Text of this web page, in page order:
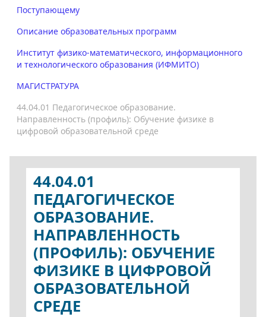
Поступающему
Описание образовательных программ
Институт физико-математического, информационного
и технологического образования (ИФМИТО)
МАГИСТРАТУРА
44.04.01 Педагогическое образование.
Направленность (профиль): Обучение физике в
цифровой образовательной среде
44.04.01
ПЕДАГОГИЧЕСКОЕ
ОБРАЗОВАНИЕ.
НАПРАВЛЕННОСТЬ
(ПРОФИЛЬ): ОБУЧЕНИЕ
ФИЗИКЕ В ЦИФРОВОЙ
ОБРАЗОВАТЕЛЬНОЙ
СРЕДЕ